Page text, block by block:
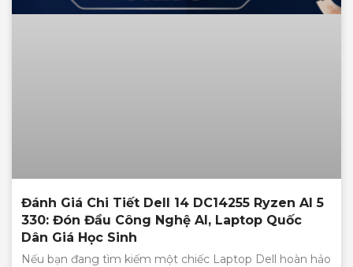
Đánh Giá Chi Tiết Dell 14 DC14255 Ryzen AI 5
330: Đón Đầu Công Nghệ AI, Laptop Quốc
Dân Giá Học Sinh
Nếu bạn đang tìm kiếm một chiếc Laptop Dell hoàn hảo